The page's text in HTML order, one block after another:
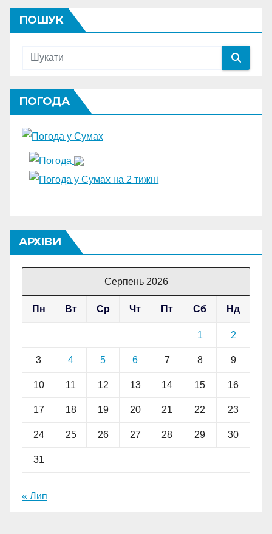
ПОШУК
ПОГОДА
АРХІВИ
Серпень 2026
Пн Вт Ср Чт Пт Сб Нд
1 2
3 4 5 6 7 8 9
10 11 12 13 14 15 16
17 18 19 20 21 22 23
24 25 26 27 28 29 30
31
« Лип